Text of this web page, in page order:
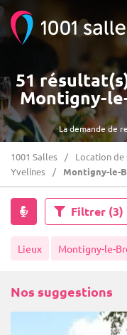
La demande de
51
Montigny-
1001 Salles Location de
Yvelines
Montigny-le-
Filtrer (3)
Lieux Montigny-le-
Nos suggestions